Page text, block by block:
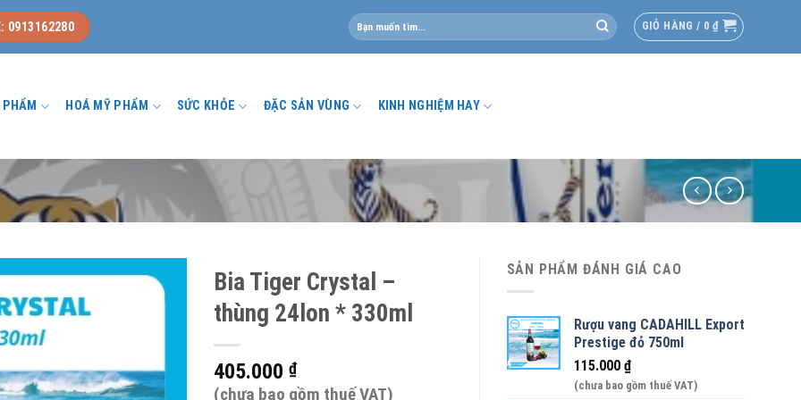
0913162280
Tìm
kiếm:
GIỎ HÀNG / 0 ₫
PHẨM HOÁ MỸ PHẨM SỨC KHỎE ĐẶC SẢN VÙNG KINH NGHIỆM HAY
Bia Tiger Crystal –
thùng 24lon * 330ml
405.000 ₫
(chưa bao gồm thuế VAT)
SẢN PHẨM ĐÁNH GIÁ CAO
Rượu vang CADAHILL Export
Prestige đỏ 750ml
115.000 ₫
(chưa bao gồm thuế VAT)